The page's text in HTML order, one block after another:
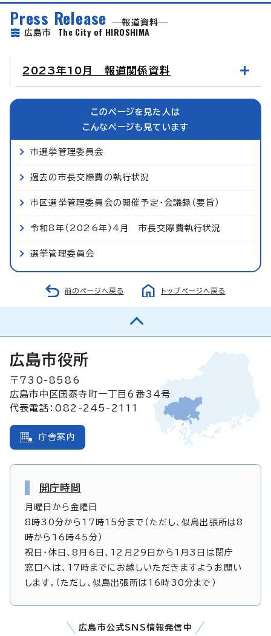
Press Release
報道資料
広島市 The City of HIROSHIMA
2023年10月 報道関係資料
このページを見た人は
こんなページも見ています
市選挙管理委員会
過去の市長交際費の執行状況
市区選挙管理委員会の開催予定・会議録（要旨）
令和8年（2026年）4月 市長交際費執行状況
選挙管理委員会
前のページへ戻る トップページへ戻る
広島市役所
〒730-8586
広島市中区国泰寺町一丁目6番34号
代表電話：082-245-2111
庁舎案内
開庁時間
月曜日から金曜日
8時30分から17時15分まで（ただし、似島出張所は8
時から16時45分）
祝日・休日、8月6日、12月29日から1月3日は閉庁
窓口へは、17時までにお越しいただきますようお願い
します。（ただし、似島出張所は16時30分まで）
広島市公式SNS情報発信中